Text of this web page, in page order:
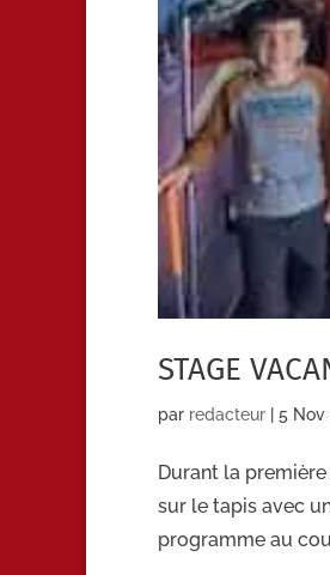
STAGE
par redacteur 5 Nov
Durant la
sur le tapis avec
programme au